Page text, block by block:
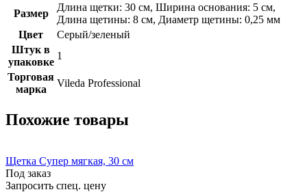
Размер
Длина щетки: 30 см, Ширина основания: 5 см,
Длина щетины: 8 см, Диаметр щетины: 0,25 мм
Цвет
Серый/зеленый
Штук в
упаковке
1
Торговая
марка
Vileda Professional
Похожие товары
Щетка Супер мягкая, 30 см
Под заказ
Запросить спец. цену